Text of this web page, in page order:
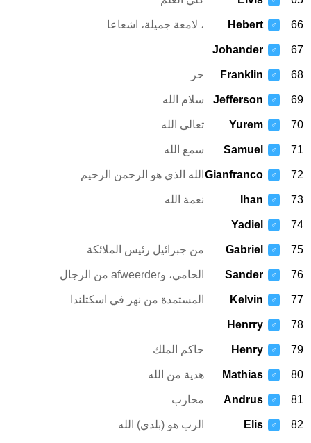
66
♂
Hebert ، لامعة جميلة، اشعاعا
67
♂
Johander
68
♂
Franklin حر
69
♂
Jefferson سلام الله
70
♂
Yurem تعالى الله
71
♂
Samuel سمع الله
72
♂
Gianfranco الله الذي هو الرحمن الرحيم
73
♂
Ihan نعمة الله
74
♂
Yadiel
75
♂
Gabriel من جبرائيل رئيس الملائكة
76
♂
Sander الحامي، وafweerder من الرجال
77
♂
Kelvin المستمدة من نهر في اسكتلندا
78
♂
Henrry
79
♂
Henry حاكم الملك
80
♂
Mathias هدية من الله
81
♂
Andrus محارب
82
♂
Elis الرب هو (بلدي) الله